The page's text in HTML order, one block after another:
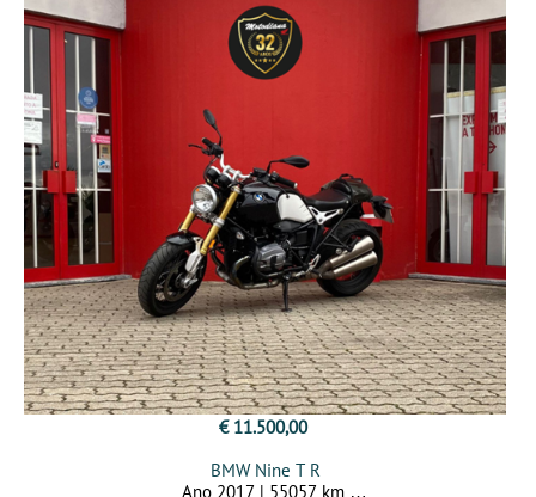
€ 11.500,00
BMW Nine T R
Ano 2017 | 55057 km